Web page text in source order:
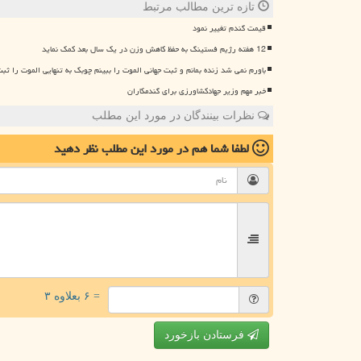
تازه ترین مطالب مرتبط
قیمت گندم تغییر نمود
12 هفته رژیم فستینگ به حفظ کاهش وزن در یک سال بعد کمک نماید
باورم نمی شد زنده بمانم و ثبت جهانی الموت را ببینم چوبک به تنهایی الموت را
خبر مهم وزیر جهادکشاورزی برای گندمکاران
نظرات بینندگان در مورد این مطلب
لطفا شما همدر مورد این مطلبنظر دهید
= ۶ بعلاوه ۳
فرستادن بازخورد